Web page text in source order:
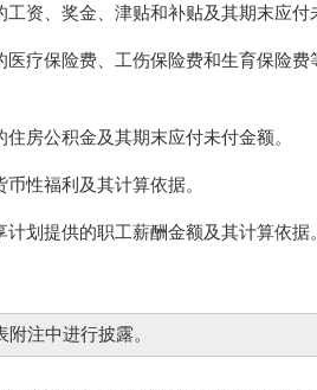
资、奖金、津贴和补贴及其期末应付
保险费、工伤保险费和生育保险费
公积金及其期末应付未付金额。
性福利及其计算依据。
划提供的职工薪酬金额及其计算依据
附注中进行披露。